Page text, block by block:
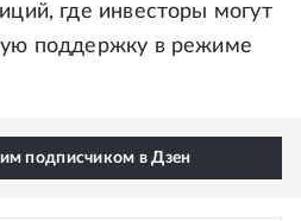
где инвесторы могут
поддержку в режиме
подписчиком в Дзен